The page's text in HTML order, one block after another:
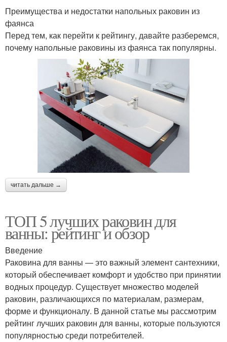
Преимущества и недостатки напольных раковин из
фаянса
Перед тем, как перейти к рейтингу, давайте разберемся,
почему напольные раковины из фаянса так популярны.
читать дальше →
ТОП 5 лучших раковин для
ванны: рейтинг и обзор
Введение
Раковина для ванны — это важный элемент сантехники,
который обеспечивает комфорт и удобство при принятии
водных процедур. Существует множество моделей
раковин, различающихся по материалам, размерам,
форме и функционалу. В данной статье мы рассмотрим
рейтинг лучших раковин для ванны, которые пользуются
популярностью среди потребителей.